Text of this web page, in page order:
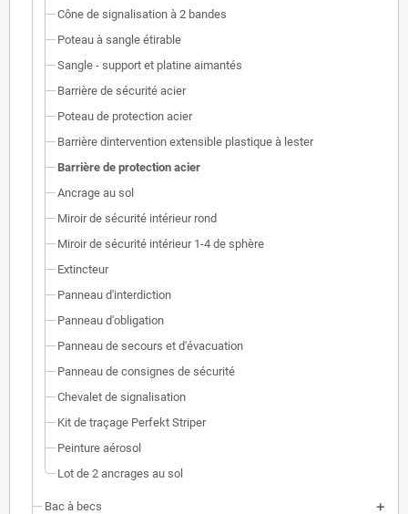
Cône de signalisation à 2 bandes
Poteau à sangle étirable
Sangle - support et platine aimantés
Barrière de sécurité acier
Poteau de protection acier
Barrière dintervention extensible plastique à lester
Barrière de protection acier
Ancrage au sol
Miroir de sécurité intérieur rond
Miroir de sécurité intérieur 1-4 de sphère
Extincteur
Panneau d'interdiction
Panneau d'obligation
Panneau de secours et d'évacuation
Panneau de consignes de sécurité
Chevalet de signalisation
Kit de traçage Perfekt Striper
Peinture aérosol
Lot de 2 ancrages au sol
Bac à becs